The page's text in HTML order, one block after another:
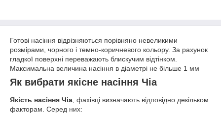
Готові насіння відрізняються порівняно невеликими
розмірами, чорного і темно-коричневого кольору. За рахунок
гладкої поверхні переважають блискучим відтінком.
Максимальна величина насіння в діаметрі не більше 1 мм
Як вибрати якісне насіння Чіа
Якість насіння Чіа , фахівці визначають відповідно декільком
факторам. Серед них: